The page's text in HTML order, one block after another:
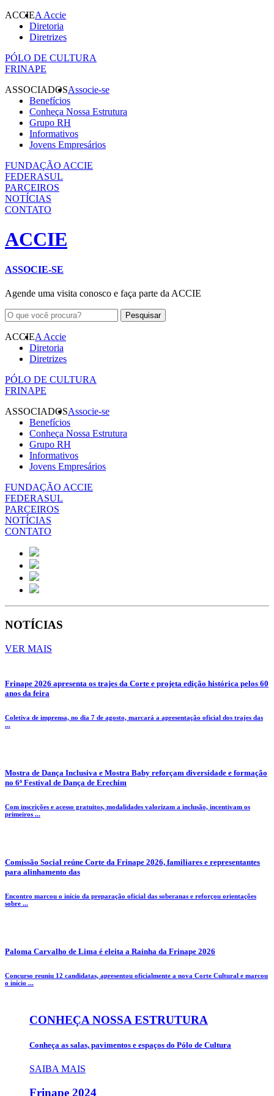
ACCIEA Accie
Diretoria
Diretrizes
PÓLO DE CULTURA
FRINAPE
ASSOCIADOSAssocie-se
Benefícios
Conheça Nossa Estrutura
Grupo RH
Informativos
Jovens Empresários
FUNDAÇÃO ACCIE
FEDERASUL
PARCEIROS
NOTÍCIAS
CONTATO
ACCIE
ASSOCIE-SE
Agende uma visita conosco e faça parte da ACCIE
ACCIEA Accie
Diretoria
Diretrizes
PÓLO DE CULTURA
FRINAPE
ASSOCIADOSAssocie-se
Benefícios
Conheça Nossa Estrutura
Grupo RH
Informativos
Jovens Empresários
FUNDAÇÃO ACCIE
FEDERASUL
PARCEIROS
NOTÍCIAS
CONTATO
NOTÍCIAS
VER MAIS
Frinape 2026 apresenta os trajes da Corte e projeta edição histórica pelos 60
anos da feira
Coletiva de imprensa, no dia 7 de agosto, marcará a apresentação oficial dos trajes das
...
Mostra de Dança Inclusiva e Mostra Baby reforçam diversidade e formação
no 6º Festival de Dança de Erechim
Com inscrições e acesso gratuitos, modalidades valorizam a inclusão, incentivam os
primeiros ...
Comissão Social reúne Corte da Frinape 2026, familiares e representantes
para alinhamento das
Encontro marcou o início da preparação oficial das soberanas e reforçou orientações
sobre ...
Paloma Carvalho de Lima é eleita a Rainha da Frinape 2026
Concurso reuniu 12 candidatas, apresentou oficialmente a nova Corte Cultural e marcou
o início ...
CONHEÇA NOSSA ESTRUTURA
Conheça as salas, pavimentos e espaços do Pólo de Cultura
SAIBA MAIS
Frinape 2024